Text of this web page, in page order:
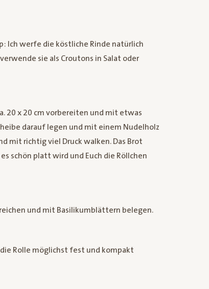
Ich werfe die köstliche Rinde natürlich
sie als Croutons in Salat oder
20 x 20 cm vorbereiten und mit etwas
darauf legen und mit einem Nudelholz
mit richtig viel Druck walken. Das Brot
schön platt wird und Euch die Röllchen
und mit Basilikumblättern belegen.
Rolle möglichst fest und kompakt